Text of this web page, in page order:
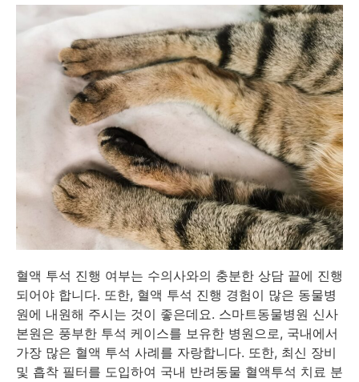
혈액 투석 진행 여부는 수의사와의 충분한 상담 끝에 진행
되어야 합니다. 또한, 혈액 투석 진행 경험이 많은 동물병
원에 내원해 주시는 것이 좋은데요. 스마트동물병원 신사
본원은 풍부한 투석 케이스를 보유한 병원으로, 국내에서
가장 많은 혈액 투석 사례를 자랑합니다. 또한, 최신 장비
및 흡착 필터를 도입하여 국내 반려동물 혈액투석 치료 분